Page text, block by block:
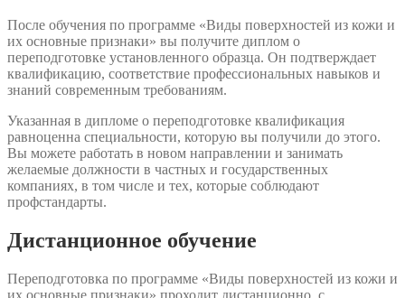
После обучения по программе «Виды поверхностей из кожи и
их основные признаки» вы получите диплом о
переподготовке установленного образца. Он подтверждает
квалификацию, соответствие профессиональных навыков и
знаний современным требованиям.
Указанная в дипломе о переподготовке квалификация
равноценна специальности, которую вы получили до этого.
Вы можете работать в новом направлении и занимать
желаемые должности в частных и государственных
компаниях, в том числе и тех, которые соблюдают
профстандарты.
Дистанционное обучение
Переподготовка по программе «Виды поверхностей из кожи и